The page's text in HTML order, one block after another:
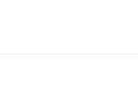
范畴之内。另外, 南平